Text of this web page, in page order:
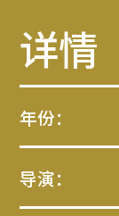
详情
年份：
导演：